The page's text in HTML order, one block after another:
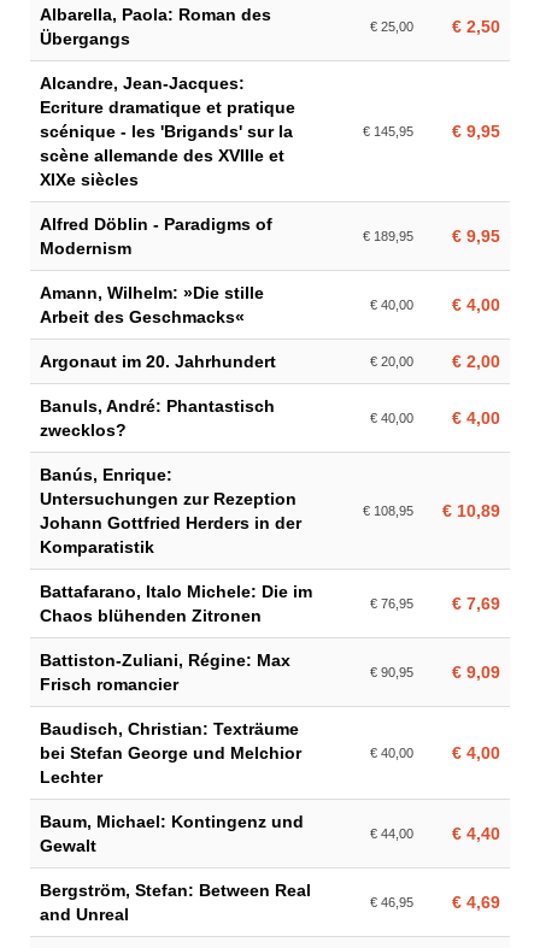
Albarella, Paola: Roman des
Übergangs
€ 25,00 € 2,50
Alcandre, Jean-Jacques:
Ecriture dramatique et pratique
scénique - les 'Brigands' sur la
scène allemande des XVIIIe et
XIXe siècles
€ 145,95 € 9,95
Alfred Döblin - Paradigms of
Modernism
€ 189,95 € 9,95
Amann, Wilhelm: »Die stille
Arbeit des Geschmacks«
€ 40,00 € 4,00
Argonaut im 20. Jahrhundert € 20,00 € 2,00
Banuls, André: Phantastisch
zwecklos?
€ 40,00 € 4,00
Banús, Enrique:
Untersuchungen zur Rezeption
Johann Gottfried Herders in der
Komparatistik
€ 108,95 € 10,89
Battafarano, Italo Michele: Die im
Chaos blühenden Zitronen
€ 76,95 € 7,69
Battiston-Zuliani, Régine: Max
Frisch romancier
€ 90,95 € 9,09
Baudisch, Christian: Texträume
bei Stefan George und Melchior
Lechter
€ 40,00 € 4,00
Baum, Michael: Kontingenz und
Gewalt
€ 44,00 € 4,40
Bergström, Stefan: Between Real
and Unreal
€ 46,95 € 4,69